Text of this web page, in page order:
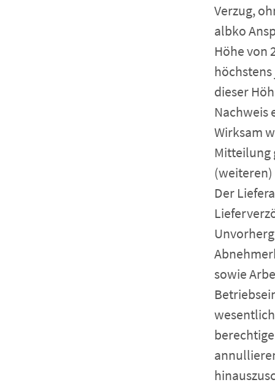
Verzug,
albko
Höhe von
dieser
Nachweis
Wirksam
Mitteilung
Der
sowie